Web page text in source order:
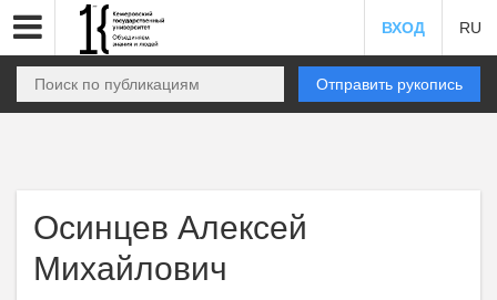
ВХОД RU
Отправить рукопись
Осинцев Алексей
Михайлович